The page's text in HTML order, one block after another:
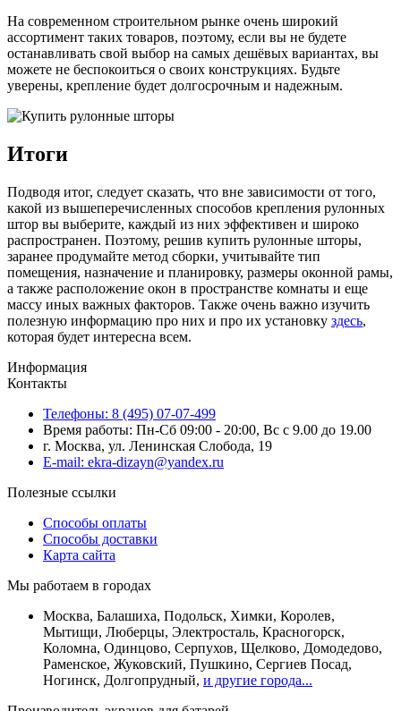
На современном строительном рынке очень широкий
ассортимент таких товаров, поэтому, если вы не будете
останавливать свой выбор на самых дешёвых вариантах, вы
можете не беспокоиться о своих конструкциях. Будьте
уверены, крепление будет долгосрочным и надежным.
Итоги
Подводя итог, следует сказать, что вне зависимости от того,
какой из вышеперечисленных способов крепления рулонных
штор вы выберите, каждый из них эффективен и широко
распространен. Поэтому, решив купить рулонные шторы,
заранее продумайте метод сборки, учитывайте тип
помещения, назначение и планировку, размеры оконной рамы,
а также расположение окон в пространстве комнаты и еще
массу иных важных факторов. Также очень важно изучить
полезную информацию про них и про их установку здесь,
которая будет интересна всем.
Информация
Контакты
Телефоны: 8 (495) 07-07-499
Время работы: Пн-Сб 09:00 - 20:00, Вс с 9.00 до 19.00
г. Москва, ул. Ленинская Слобода, 19
E-mail: ekra-dizayn@yandex.ru
Полезные ссылки
Способы оплаты
Способы доставки
Карта сайта
Мы работаем в городах
Москва, Балашиха, Подольск, Химки, Королев,
Мытищи, Люберцы, Электросталь, Красногорск,
Коломна, Одинцово, Серпухов, Щелково, Домодедово,
Раменское, Жуковский, Пушкино, Сергиев Посад,
Ногинск, Долгопрудный, и другие города...